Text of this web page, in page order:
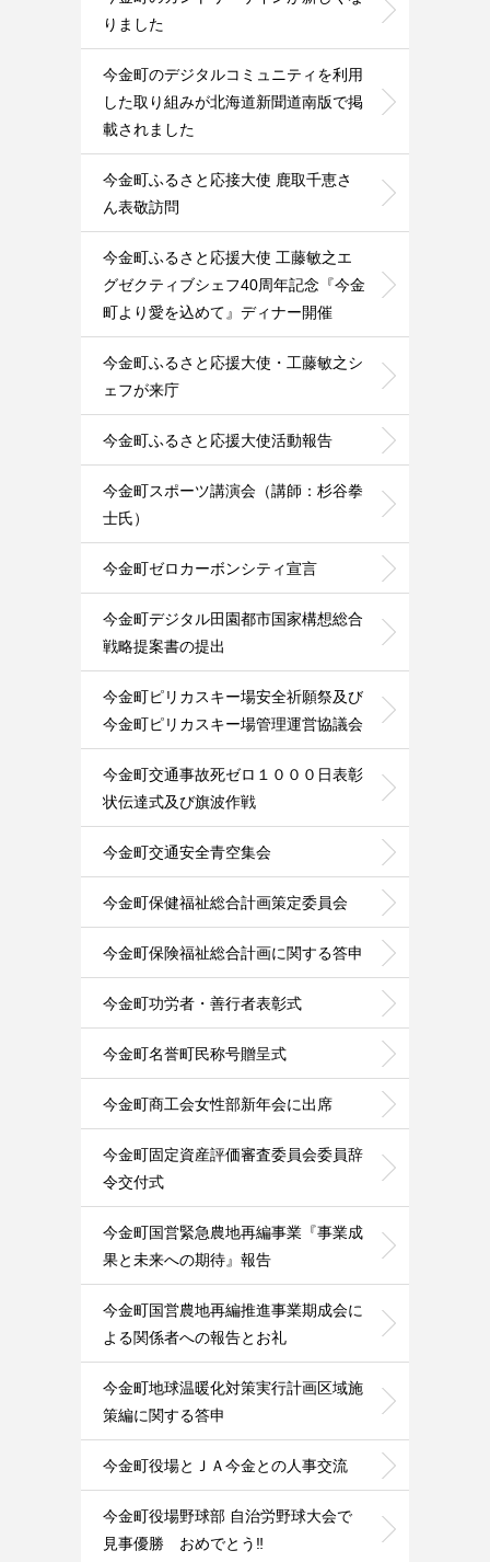
りました
今金町のデジタルコミュニティを利用
した取り組みが北海道新聞道南版で掲
載されました
今金町ふるさと応接大使 鹿取千恵さ
ん表敬訪問
今金町ふるさと応援大使 工藤敏之エ
グゼクティブシェフ40周年記念『今金
町より愛を込めて』ディナー開催
今金町ふるさと応援大使・工藤敏之シ
ェフが来庁
今金町ふるさと応援大使活動報告
今金町スポーツ講演会（講師：杉谷拳
士氏）
今金町ゼロカーボンシティ宣言
今金町デジタル田園都市国家構想総合
戦略提案書の提出
今金町ピリカスキー場安全祈願祭及び
今金町ピリカスキー場管理運営協議会
今金町交通事故死ゼロ１０００日表彰
状伝達式及び旗波作戦
今金町交通安全青空集会
今金町保健福祉総合計画策定委員会
今金町保険福祉総合計画に関する答申
今金町功労者・善行者表彰式
今金町名誉町民称号贈呈式
今金町商工会女性部新年会に出席
今金町固定資産評価審査委員会委員辞
令交付式
今金町国営緊急農地再編事業『事業成
果と未来への期待』報告
今金町国営農地再編推進事業期成会に
よる関係者への報告とお礼
今金町地球温暖化対策実行計画区域施
策編に関する答申
今金町役場とＪＡ今金との人事交流
今金町役場野球部 自治労野球大会で
見事優勝 おめでとう‼️